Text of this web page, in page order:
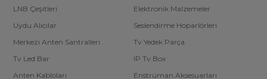
LNB Çeşitleri
Elektronik Malzemeler
Uydu Alıcılar
Seslendirme Hoparlörleri
Merkezi Anten Santralleri
Tv Yedek Parça
Tv Led Bar
IP Tv Box
Anten Kabloları
Enstrüman Aksesuarları